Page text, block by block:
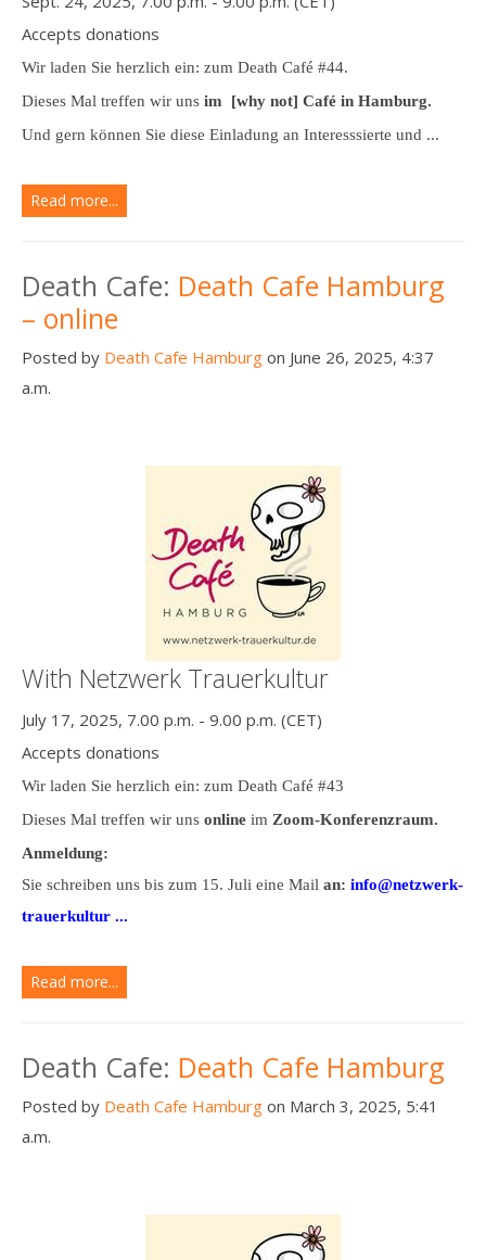
Accepts donations
Wir laden Sie herzlich ein: zum Death Café #44.
Dieses Mal treffen wir uns im [why not] Café in Hamburg.
Und gern können Sie diese Einladung an Interesssierte und ...
Read more...
Death Cafe: Death Cafe Hamburg
– online
Posted by Death Cafe Hamburg on June 26, 2025, 4:37
a.m.
With Netzwerk Trauerkultur
July 17, 2025, 7.00 p.m. - 9.00 p.m. (CET)
Accepts donations
Wir laden Sie herzlich ein: zum Death Café #43
Dieses Mal treffen wir uns online im Zoom-Konferenzraum.
Anmeldung:
Sie schreiben uns bis zum 15. Juli eine Mail an: info@netzwerk-
trauerkultur ...
Read more...
Death Cafe: Death Cafe Hamburg
Posted by Death Cafe Hamburg on March 3, 2025, 5:41
a.m.